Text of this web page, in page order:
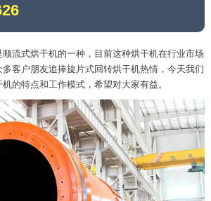
流式烘干机的一种，目前这种烘干机在行业市场
多客户朋友追捧旋片式回转烘干机热情，今天我们
的特点和工作模式，希望对大家有益。